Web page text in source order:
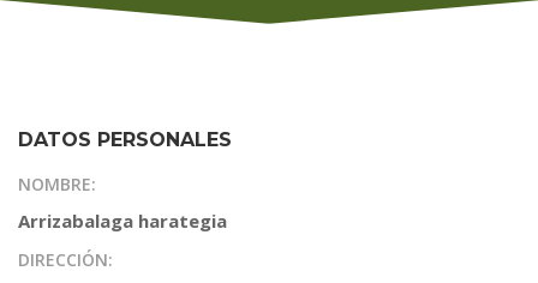
DATOS PERSONALES
NOMBRE:
Arrizabalaga harategia
DIRECCIÓN: